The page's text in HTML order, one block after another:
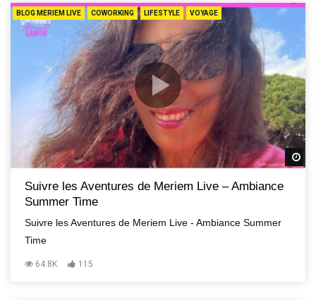
BLOG MERIEM LIVE COWORKING LIFESTYLE VOYAGE
Suivre les Aventures de Meriem Live – Ambiance
Summer Time
Suivre les Aventures de Meriem Live - Ambiance Summer
Time
64.8K 115